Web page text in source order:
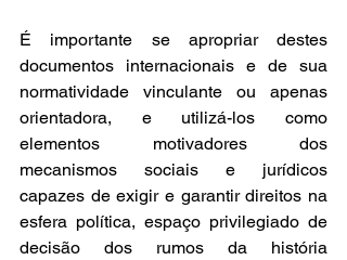
É importante se apropriar destes
documentos internacionais e de sua
normatividade vinculante ou apenas
orientadora, e utilizá-los como
elementos motivadores dos
mecanismos sociais e jurídicos
capazes de exigir e garantir direitos na
esfera política, espaço privilegiado de
decisão dos rumos da história